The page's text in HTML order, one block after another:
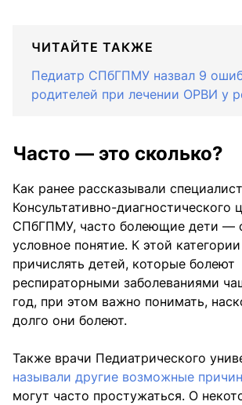
ЧИТАЙТЕ ТАКЖЕ
Педиатр СПбГПМУ назвал 9
родителей при лечении ОРВИ у
Часто — это сколько?
Как ранее рассказывали
Консультативно-диагностического
СПбГПМУ, часто болеющие дети —
условное понятие. К этой
причислять детей, которые болеют
респираторными заболеваниями
год, при этом важно понимать,
долго они болеют.
Также врачи Педиатрического
называли другие возможные
могут часто простужаться. О